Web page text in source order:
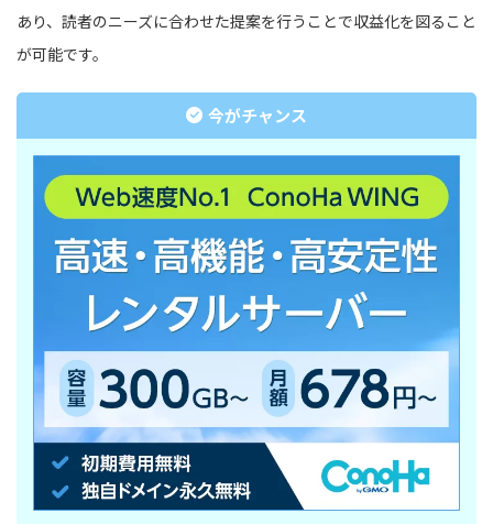
あり、読者のニーズに合わせた提案を行うことで収益化を図ること
が可能です。
今がチャンス